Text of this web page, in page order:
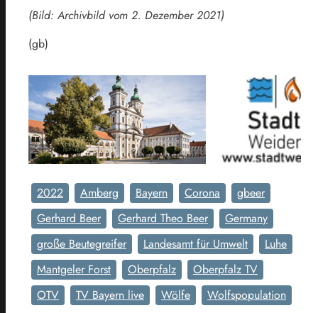
(Bild: Archivbild vom 2. Dezember 2021)
(gb)
2022 Amberg Bayern Corona
gbeer
Gerhard Beer
Gerhard Theo Beer
Germany
große Beutegreifer
Landesamt für Umwelt
Luhe
Mantgeler Forst
Oberpfalz
Oberpfalz TV
OTV
TV Bayern live Wölfe Wolfspopulation